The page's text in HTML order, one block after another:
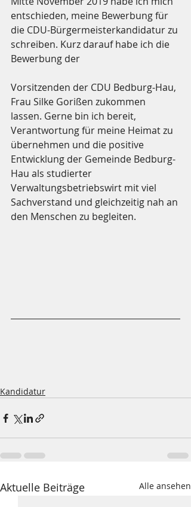
entschieden, meine Bewerbung für
die CDU-Bürgermeisterkandidatur zu
schreiben. Kurz darauf habe ich die
Bewerbung der
Vorsitzenden der CDU Bedburg-Hau,
Frau Silke Gorißen zukommen
lassen. Gerne bin ich bereit,
Verantwortung für meine Heimat zu
übernehmen und die positive
Entwicklung der Gemeinde Bedburg-
Hau als studierter
Verwaltungsbetriebswirt mit viel
Sachverstand und gleichzeitig nah an
den Menschen zu begleiten.
Kandidatur
Aktuelle Beiträge Alle ansehen